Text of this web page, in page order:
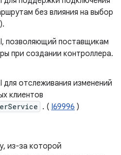
без влияния на выбор
).
позволяющий поставщикам
при создании контроллера.
для отслеживания изменений
клиентов
. ( I69996 )
из-за которой